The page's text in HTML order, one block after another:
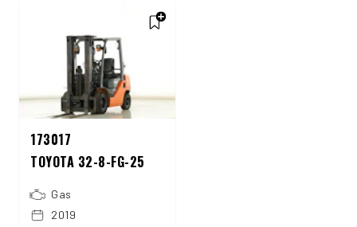
173017
TOYOTA 32-8-FG-25
Gas
2019